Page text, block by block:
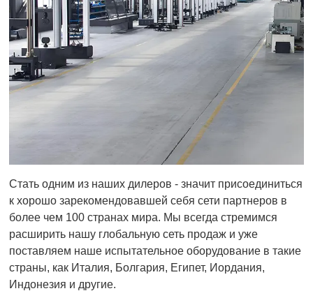
Стать одним из наших дилеров - значит присоединиться
к хорошо зарекомендовавшей себя сети партнеров в
более чем 100 странах мира. Мы всегда стремимся
расширить нашу глобальную сеть продаж и уже
поставляем наше испытательное оборудование в такие
страны, как Италия, Болгария, Египет, Иордания,
Индонезия и другие.